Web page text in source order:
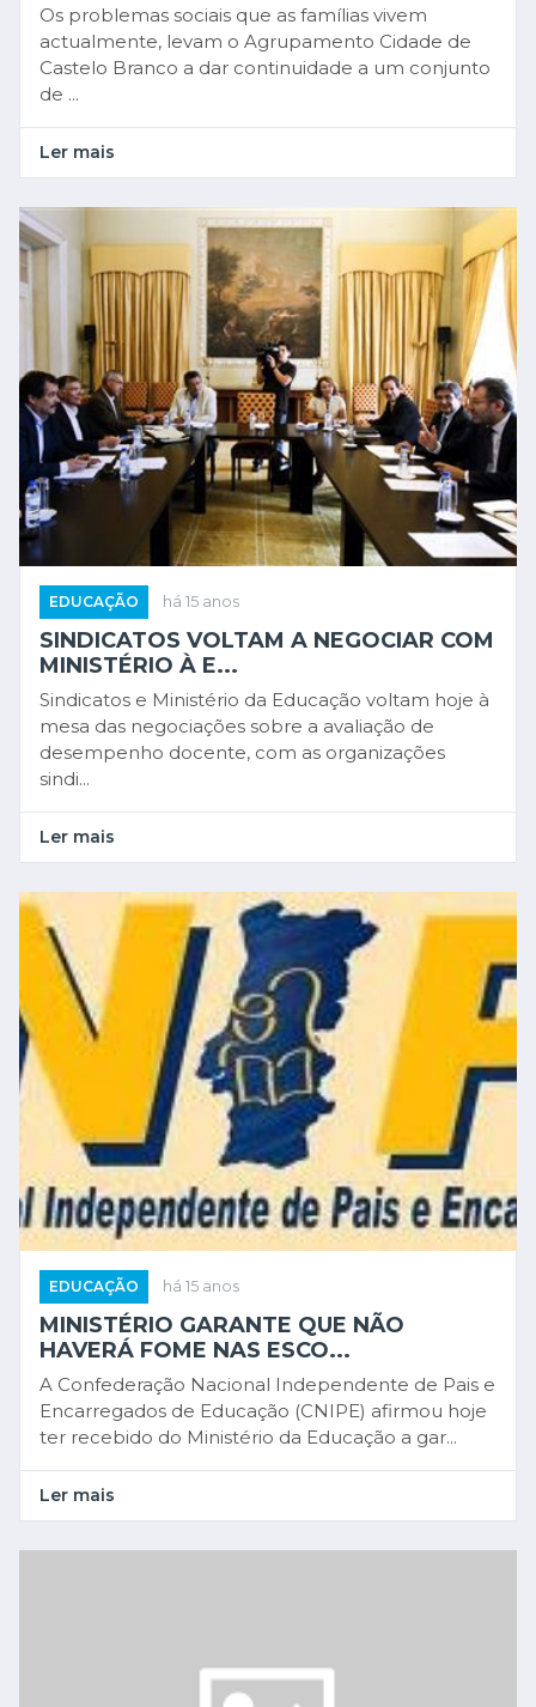
Os problemas sociais que as famílias vivem
actualmente, levam o Agrupamento Cidade de
Castelo Branco a dar continuidade a um conjunto
de ...
Ler mais
EDUCAÇÃO há 15 anos
SINDICATOS VOLTAM A NEGOCIAR COM
MINISTÉRIO À E...
Sindicatos e Ministério da Educação voltam hoje à
mesa das negociações sobre a avaliação de
desempenho docente, com as organizações
sindi...
Ler mais
EDUCAÇÃO há 15 anos
MINISTÉRIO GARANTE QUE NÃO
HAVERÁ FOME NAS ESCO...
A Confederação Nacional Independente de Pais e
Encarregados de Educação (CNIPE) afirmou hoje
ter recebido do Ministério da Educação a gar...
Ler mais